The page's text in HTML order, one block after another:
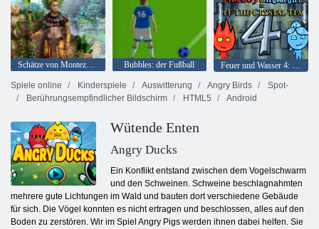
Schätze von Montezuma 2 Bubbles: der Fußball
Feuer und Wasser 4: Kristalltempel
Spiele online
Kinderspiele Auswitterung Angry Birds
Spot-
Berührungsempfindlicher Bildschirm
HTML5 Android
Wütende Enten
Angry Ducks
Ein Konflikt entstand zwischen dem Vogelschwarm
und den Schweinen. Schweine beschlagnahmten
mehrere gute Lichtungen im Wald und bauten dort verschiedene Gebäude
für sich. Die Vögel konnten es nicht ertragen und beschlossen, alles auf den
Boden zu zerstören. Wir im Spiel Angry Pigs werden ihnen dabei helfen. Sie